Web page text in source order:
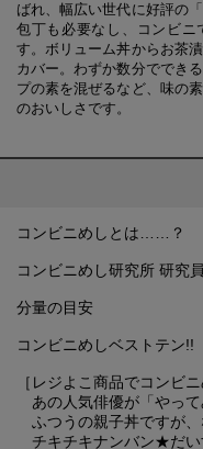
ばれ、幅広い世代に好評の
包丁も必要なし、コンビニ
す。ボリューム丼からお茶
カバー。わずか数分ででき
プの素を混ぜるなど、味の
のおいしさです。
コンビニめしとは……？
コンビニめし研究所 研究
分量の目安
コンビニめしベストテン!!
［レジよこ商品でコンビニ
あの人気俳優が「やっ
ふつうの親子丼ですが、
チキチキナンバン★だい